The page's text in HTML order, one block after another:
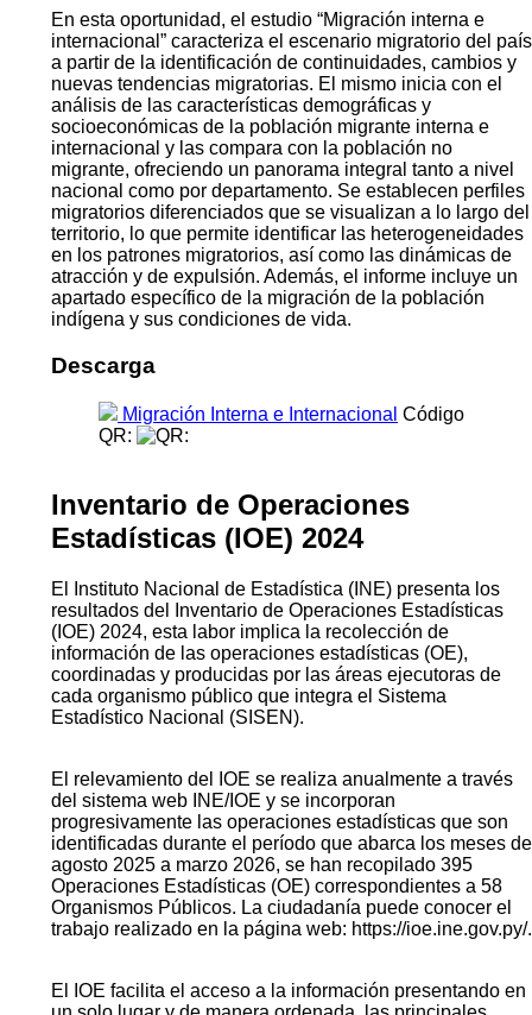
En esta oportunidad, el estudio “Migración interna e
internacional” caracteriza el escenario migratorio del país
a partir de la identificación de continuidades, cambios y
nuevas tendencias migratorias. El mismo inicia con el
análisis de las características demográficas y
socioeconómicas de la población migrante interna e
internacional y las compara con la población no
migrante, ofreciendo un panorama integral tanto a nivel
nacional como por departamento. Se establecen perfiles
migratorios diferenciados que se visualizan a lo largo del
territorio, lo que permite identificar las heterogeneidades
en los patrones migratorios, así como las dinámicas de
atracción y de expulsión. Además, el informe incluye un
apartado específico de la migración de la población
indígena y sus condiciones de vida.
Descarga
Migración Interna e Internacional Código
QR:
Inventario de Operaciones
Estadísticas (IOE) 2024
El Instituto Nacional de Estadística (INE) presenta los
resultados del Inventario de Operaciones Estadísticas
(IOE) 2024, esta labor implica la recolección de
información de las operaciones estadísticas (OE),
coordinadas y producidas por las áreas ejecutoras de
cada organismo público que integra el Sistema
Estadístico Nacional (SISEN).
El relevamiento del IOE se realiza anualmente a través
del sistema web INE/IOE y se incorporan
progresivamente las operaciones estadísticas que son
identificadas durante el período que abarca los meses de
agosto 2025 a marzo 2026, se han recopilado 395
Operaciones Estadísticas (OE) correspondientes a 58
Organismos Públicos. La ciudadanía puede conocer el
trabajo realizado en la página web: https://ioe.ine.gov.py/.
El IOE facilita el acceso a la información presentando en